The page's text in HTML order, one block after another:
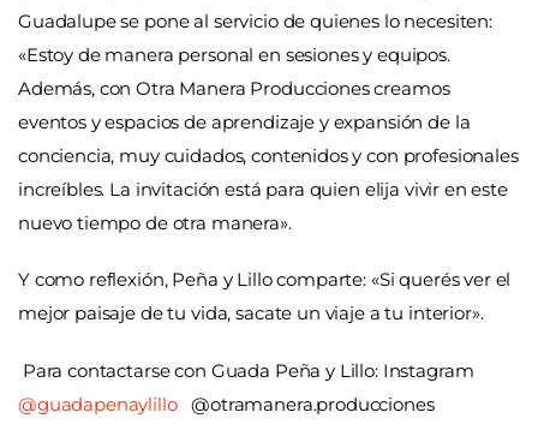
Guadalupe se pone al servicio de quienes lo necesiten:
«Estoy de manera personal en sesiones y equipos.
Además, con Otra Manera Producciones creamos
eventos y espacios de aprendizaje y expansión de la
conciencia, muy cuidados, contenidos y con profesionales
increíbles. La invitación está para quien elija vivir en este
nuevo tiempo de otra manera».
Y como reflexión, Peña y Lillo comparte: «Si querés ver el
mejor paisaje de tu vida, sacate un viaje a tu interior».
Para contactarse con Guada Peña y Lillo: Instagram
@guadapenaylillo@otramanera.producciones